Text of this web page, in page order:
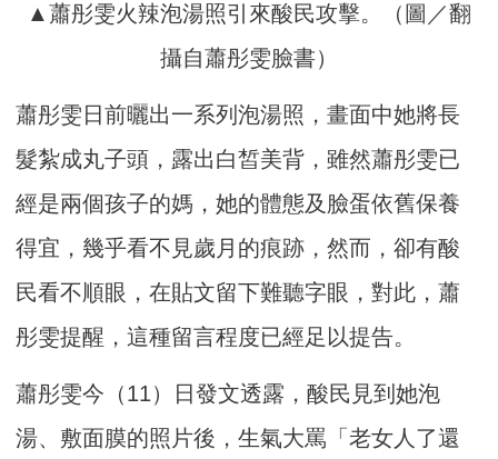
▲蕭彤雯火辣泡湯照引來酸民攻擊。（圖／翻
攝自蕭彤雯臉書）
蕭彤雯日前曬出一系列泡湯照，畫面中她將長
髮紮成丸子頭，露出白皙美背，雖然蕭彤雯已
經是兩個孩子的媽，她的體態及臉蛋依舊保養
得宜，幾乎看不見歲月的痕跡，然而，卻有酸
民看不順眼，在貼文留下難聽字眼，對此，蕭
彤雯提醒，這種留言程度已經足以提告。
蕭彤雯今（11）日發文透露，酸民見到她泡
湯、敷面膜的照片後，生氣大罵「老女人了還